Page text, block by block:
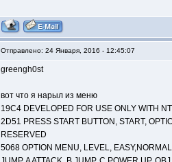
Отправлено: 24 Января, 2016 - 12:45:07
greengh0st
вот что я нарыл из меню
19С4 DEVELOPED FOR USE ONLY WITH
2D51 PRESS START BUTTON, START,
RESERVED
5068 OPTION MENU, LEVEL,